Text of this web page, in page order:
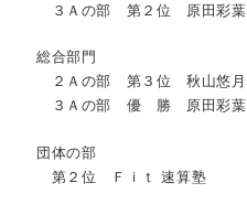
３Ａの部 第２位 原田彩葉
総合部門
２Ａの部 第３位 秋山悠月
３Ａの部 優 勝 原田彩葉
団体の部
第２位 Ｆｉｔ 速算塾